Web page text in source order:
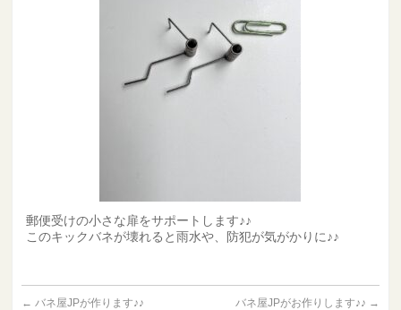
郵便受けの小さな扉をサポートします♪♪
このキックバネが壊れると雨水や、防犯が気がかりに♪♪
← バネ屋JPが作ります♪♪ バネ屋JPがお作りします♪♪ →